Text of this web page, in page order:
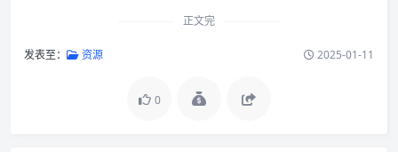
正文完
发表至： 资源 2025-01-11
0